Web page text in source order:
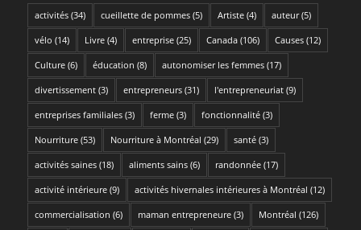
activités(34) cueillette de pommes(5) Artiste(4) auteur(5)
vélo (14) Livre(4) entreprise(25) Canada(106) Causes(12)
Culture(6) éducation (8) autonomiser les femmes(17)
divertissement(3) entrepreneurs(31) l'entrepreneuriat(9)
entreprises familiales(3) ferme(3) fonctionnalité(3)
Nourriture(53) Nourriture à Montréal (29) santé(3)
activités saines(18) aliments sains(6) randonnée(17)
activité intérieure(9) activités hivernales intérieures à Montréal (12)
commercialisation (6) maman entrepreneure(3) Montréal (126)